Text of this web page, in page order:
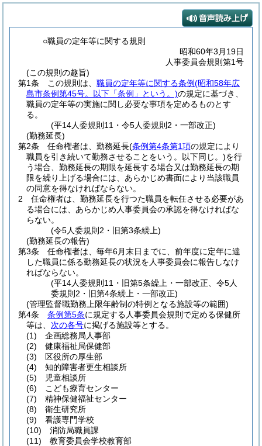
○職員の定年等に関する規則
昭和60年3月19日
人事委員会規則第1号
(この規則の趣旨)
第1条
この規則は、 職員の定年等に関する条例(昭和58年広
島市条例第45号。以下「条例」という。)の規定に基づき、
職員の定年等の実施に関し必要な事項を定めるものとす
る。
(平14人委規則11・令5人委規則2・一部改正)
(勤務延長)
第2条
任命権者は、勤務延長(条例第4条第1項の規定により
職員を引き続いて勤務させることをいう。以下同じ。)を行
う場合、勤務延長の期限を延長する場合又は勤務延長の期
限を繰り上げる場合には、あらかじめ書面により当該職員
の同意を得なければならない。
2
任命権者は、勤務延長を行つた職員を転任させる必要があ
る場合には、あらかじめ人事委員会の承認を得なければな
らない。
(令5人委規則2・旧第3条繰上)
(勤務延長の報告)
第3条
任命権者は、毎年6月末日までに、前年度に定年に達
した職員に係る勤務延長の状況を人事委員会に報告しなけ
ればならない。
(平14人委規則11・旧第5条繰上・一部改正、令5人
委規則2・旧第4条繰上・一部改正)
(管理監督職勤務上限年齢制の特例となる施設等の範囲)
第4条
条例第5条に規定する人事委員会規則で定める保健所
等は、 次の各号に掲げる施設等とする。
(1)
企画総務局人事部
(2)
健康福祉局保健部
(3)
区役所の厚生部
(4)
知的障害者更生相談所
(5)
児童相談所
(6)
こども療育センター
(7)
精神保健福祉センター
(8)
衛生研究所
(9)
看護専門学校
(10)
消防局職員課
(11)
教育委員会学校教育部